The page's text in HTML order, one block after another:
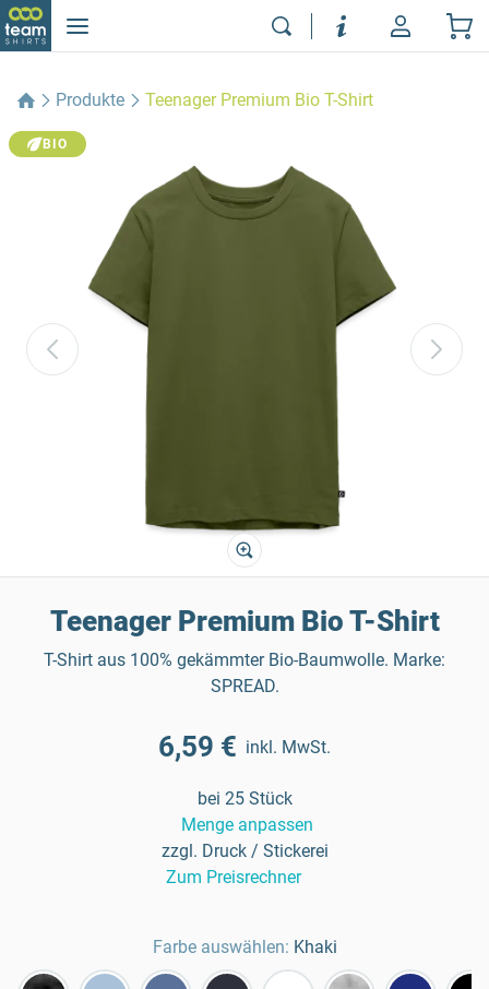
Produkte Teenager Premium Bio T-Shirt
BIO
Teenager Premium Bio T-Shirt
T-Shirt aus 100% gekämmter Bio-Baumwolle. Marke:
SPREAD.
6,59 € inkl. MwSt.
bei 25 Stück
Menge anpassen
zzgl. Druck / Stickerei
Zum Preisrechner
Farbe auswählen: Khaki